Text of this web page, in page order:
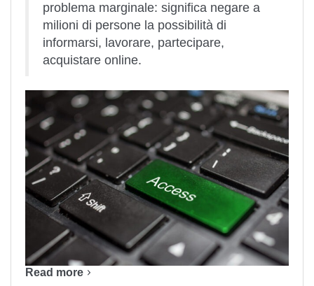
problema marginale: significa negare a
milioni di persone la possibilità di
informarsi, lavorare, partecipare,
acquistare online.
Read more